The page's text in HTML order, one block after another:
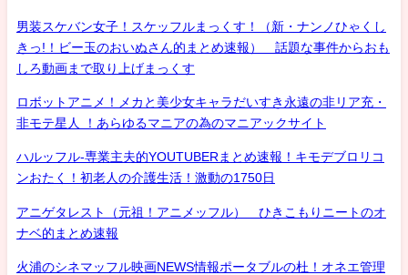
男装スケバン女子！スケッフルまっくす！（新・ナンノひゃくし
きっ!！ビー玉のおいぬさん的まとめ速報） 話題な事件からおも
しろ動画まで取り上げまっくす
ロボットアニメ！メカと美少女キャラだいすき永遠の非リア充・
非モテ星人 ！あらゆるマニアの為のマニアックサイト
ハルッフル-専業主夫的YOUTUBERまとめ速報！キモデブロリコ
ンおたく！初老人の介護生活！激動の1750日
アニゲタレスト（元祖！アニメッフル） ひきこもりニートのオ
ナベ的まとめ速報
火浦のシネマッフル映画NEWS情報ポータブルの杜！オネエ管理